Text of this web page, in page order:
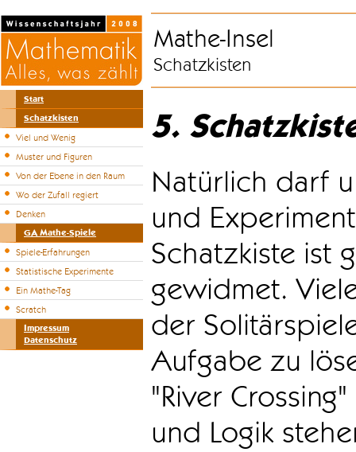
Start
Schatzkisten
Viel und Wenig
Muster und Figuren
Von der Ebene in den Raum
Wo der Zufall regiert
Denken
GA Mathe-Spiele
Spiele-Erfahrungen
Statistische Experimente
Ein Mathe-Tag
Scratch
Impressum
Datenschutz
Mathe-Insel
Schatzkisten
5.
Natürlich darf
und
Schatzkiste ist
gewidmet.
der
Aufgabe zu
"River
und Logik